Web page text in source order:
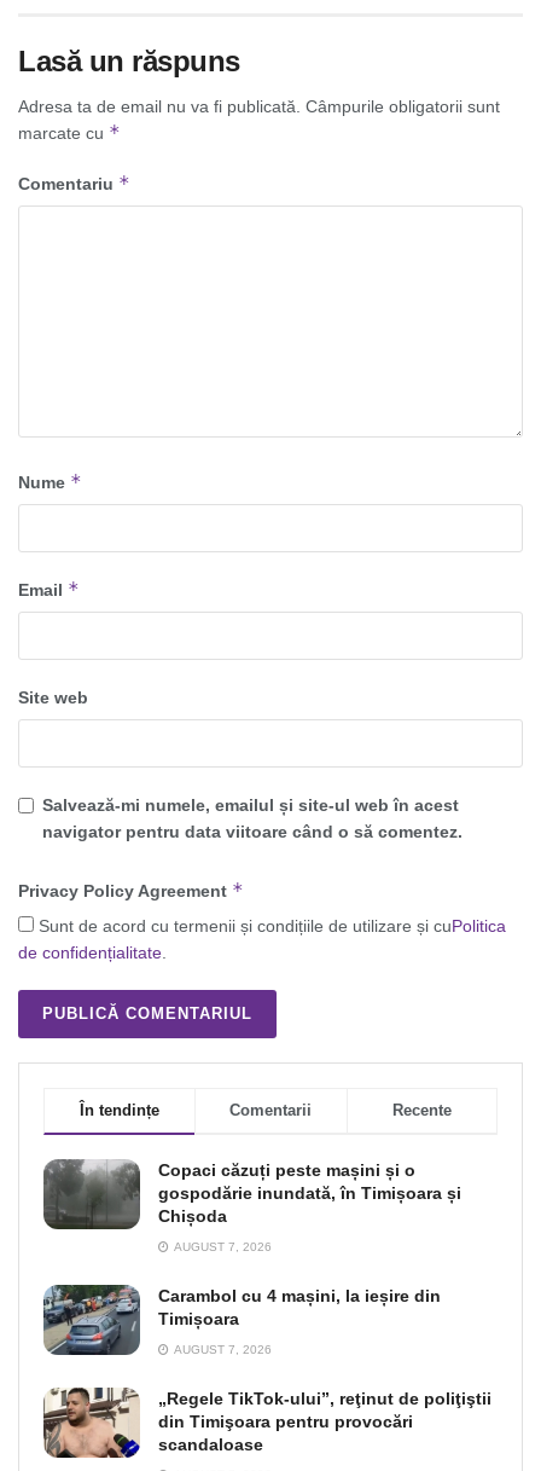
Lasă un răspuns
Adresa ta de email nu va fi publicată. Câmpurile obligatorii sunt
marcate cu *
Comentariu *
Nume *
Email *
Site web
Salvează-mi numele, emailul și site-ul web în acest
navigator pentru data viitoare când o să comentez.
Privacy Policy Agreement *
Sunt de acord cu termenii și condițiile de utilizare și cuPolitica
de confidențialitate.
În tendințe Comentarii Recente
Copaci căzuți peste mașini și o
gospodărie inundată, în Timișoara și
Chișoda
AUGUST 7, 2026
Carambol cu 4 mașini, la ieșire din
Timișoara
AUGUST 7, 2026
„Regele TikTok-ului”, reţinut de poliţiştii
din Timişoara pentru provocări
scandaloase